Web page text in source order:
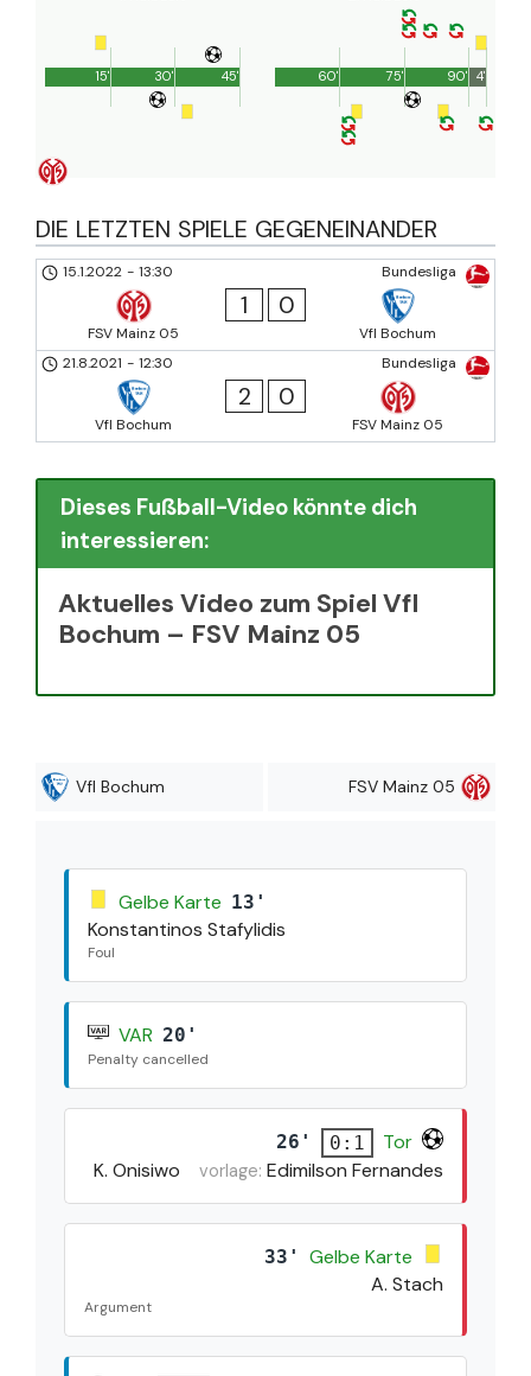
45'
15' 30' 90'
60' 75' 4'
DIE LETZTEN SPIELE GEGENEINANDER
Bundesliga
15.1.2022 - 13:30
FSV Mainz 05
1 0
Vfl Bochum
Bundesliga
21.8.2021 - 12:30
Vfl Bochum
2 0
FSV Mainz 05
Dieses Fußball-Video könnte dich
interessieren:
Aktuelles Video zum Spiel Vfl
Bochum – FSV Mainz 05
Vfl Bochum FSV Mainz 05
Gelbe Karte 13'
Konstantinos Stafylidis
Foul
VAR 20'
Penalty cancelled
26' 0:1
Tor
K. Onisiwo
vorlage: Edimilson Fernandes
33'
Gelbe Karte
A. Stach
Argument